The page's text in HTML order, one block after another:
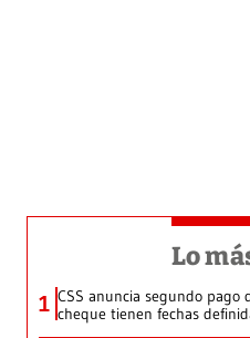
Lo
1 CSS anuncia segundo pago
cheque tienen fechas